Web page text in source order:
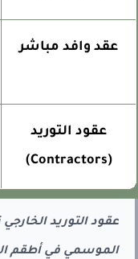
عقد وافد مباشر
عقود التوريد
عقود التوريد الخارجي
الموسمي في أطقم